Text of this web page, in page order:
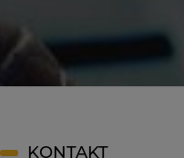
KONTAKT